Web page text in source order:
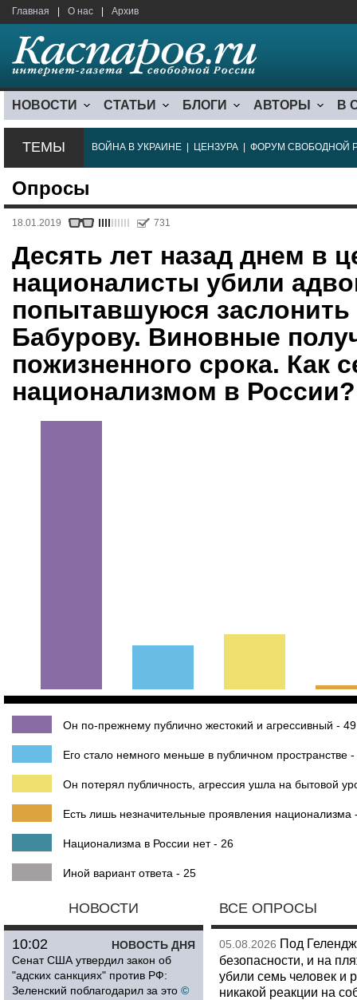
Главная О нас Архив
НОВОСТИ СТАТЬИ БЛОГИ АВТОРЫ В
ТЕМЫ ВОЙНА В УКРАИНЕ ЦЕНЗУРА ФОРУМ СВОБОДНОЙ
Опросы
18.01.2019 731
Десять лет назад днем в
националисты убили
попытавшуюся заслонить
Бабурову. Виновные
пожизненного срока. Как
национализмом в России?
Он по-прежнему публично жестокий и агрессивный -
Его стало немного меньше в публичном пространстве
Он потерял публичность, агрессия ушла на бытовой
Есть лишь незначительные проявления национализма
Национализма в России нет - 26
Иной вариант ответа - 25
НОВОСТИ
НОВОСТЬ ДНЯ
10:02
Сенат США утвердил закон об
"адских санкциях" против РФ:
Зеленский поблагодарил за это ©
ВСЕ ОПРОСЫ
05.08.2026 Под
безопасности, и на
убили семь человек и
никакой реакции на